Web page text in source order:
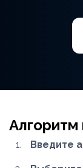
Алгоритм
Введите